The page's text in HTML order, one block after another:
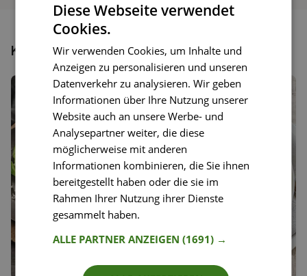
Könnte dir auch gefallen
Diese Webseite verwendet
Cookies.
Wir verwenden Cookies, um Inhalte und
Anzeigen zu personalisieren und unseren
Datenverkehr zu analysieren. Wir geben
Informationen über Ihre Nutzung unserer
Website auch an unsere Werbe- und
Analysepartner weiter, die diese
möglicherweise mit anderen
Informationen kombinieren, die Sie ihnen
bereitgestellt haben oder die sie im
Rahmen Ihrer Nutzung ihrer Dienste
gesammelt haben.
ALLE PARTNER ANZEIGEN(1691) →